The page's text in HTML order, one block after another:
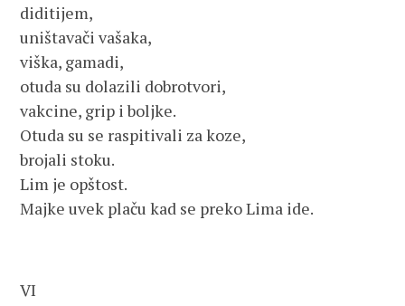
diditijem,
uništavači vašaka,
viška, gamadi,
otuda su dolazili dobrotvori,
vakcine, grip i boljke.
Otuda su se raspitivali za koze,
brojali stoku.
Lim je opštost.
Majke uvek plaču kad se preko Lima ide.
VI